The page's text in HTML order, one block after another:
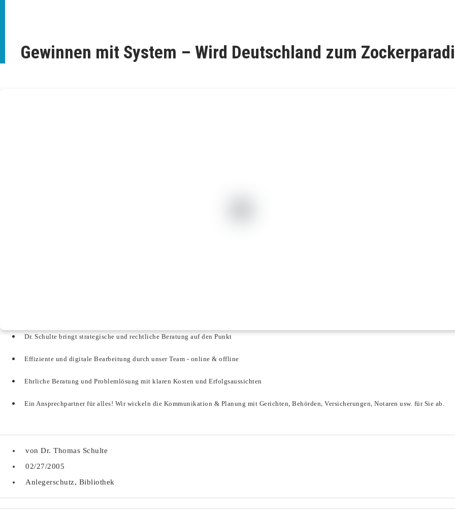
Gewinnen mit System – Wird Deutschland zum
Dr. Schulte bringt strategische und rechtliche Beratung auf den Punkt
Effiziente und digitale Bearbeitung durch unser Team - online & offline
Ehrliche Beratung und Problemlösung mit klaren Kosten und Erfolgsaussichten
Ein Ansprechpartner für alles! Wir wickeln die Kommunikation & Planung mit Gerichten, Behörden, Versicherungen, Notaren usw. für Sie ab.
von Dr. Thomas Schulte
02/27/2005
Anlegerschutz, Bibliothek